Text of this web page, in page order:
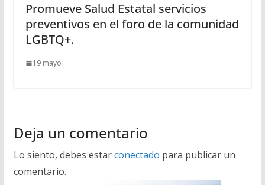
Promueve Salud Estatal servicios
preventivos en el foro de la comunidad
LGBTQ+.
19 mayo
Deja un comentario
Lo siento, debes estarconectado para publicar un
comentario.